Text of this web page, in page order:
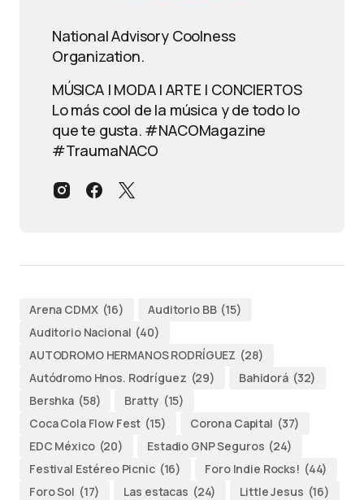
National Advisory Coolness
Organization.
MÚSICA | MODA | ARTE | CONCIERTOS
Lo más cool de la música y de todo lo
que te gusta. #NACOMagazine
#TraumaNACO
Arena CDMX (16) Auditorio BB (15)
Auditorio Nacional (40)
AUTODROMO HERMANOS RODRÍGUEZ (28)
Autódromo Hnos. Rodríguez (29) Bahidorá (32)
Bershka (58) Bratty (15)
Coca Cola Flow Fest (15) Corona Capital (37)
EDC México (20) Estadio GNP Seguros (24)
Festival Estéreo Picnic (16) Foro Indie Rocks! (44)
Foro Sol (17) Las estacas (24) Little Jesus (16)